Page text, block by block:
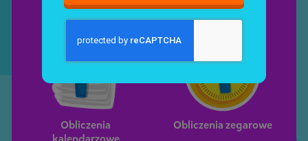
Obliczenia
Obliczenia zegarowe